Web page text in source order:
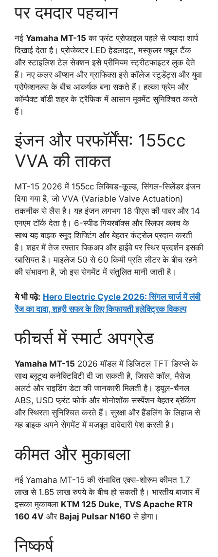
पर दमदार पहचान
नई Yamaha MT-15 का फ्रंट प्रोफाइल पहले से ज्यादा शार्प
दिखाई देता है। प्रोजेक्टर LED हेडलाइट, मस्कुलर फ्यूल टैंक
और स्टाइलिश टेल सेक्शन इसे प्रीमियम स्ट्रीटफाइटर लुक देते
हैं। नए कलर ऑप्शन और ग्राफिक्स इसे कॉलेज स्टूडेंट्स और युवा
प्रोफेशनल्स के बीच आकर्षक बना सकते हैं। हल्का फ्रेम और
कॉम्पैक्ट बॉडी शहर के ट्रैफिक में आसान मूवमेंट सुनिश्चित करते
हैं।
इंजन और परफॉर्मेंस: 155cc
VVA की ताकत
MT-15 2026 में 155cc लिक्विड-कूल्ड, सिंगल-सिलेंडर इंजन
दिया गया है, जो VVA (Variable Valve Actuation)
तकनीक से लैस है। यह इंजन लगभग 18 पीएस की पावर और 14
एनएम टॉर्क देता है। 6-स्पीड गियरबॉक्स और स्लिपर क्लच के
साथ यह बाइक स्मूद शिफ्टिंग और बेहतर कंट्रोल प्रदान करती
है। शहर में तेज रफ्तार पिकअप और हाईवे पर स्थिर प्रदर्शन इसकी
खासियत है। माइलेज 50 से 60 किमी प्रति लीटर के बीच रहने
की संभावना है, जो इस सेगमेंट में संतुलित मानी जाती है।
ये भी पढ़े: Hero Electric Cycle 2026: सिंगल चार्ज में लंबी
रेंज का दावा, शहरी सफर के लिए किफायती इलेक्ट्रिक विकल्प
फीचर्स में स्मार्ट अपग्रेड
Yamaha MT-15 2026 मॉडल में डिजिटल TFT डिस्प्ले के
साथ ब्लूटूथ कनेक्टिविटी दी जा सकती है, जिससे कॉल, मैसेज
अलर्ट और राइडिंग डेटा की जानकारी मिलती है। ड्यूल-चैनल
ABS, USD फ्रंट फोर्क और मोनोशॉक सस्पेंशन बेहतर ब्रेकिंग
और स्थिरता सुनिश्चित करते हैं। सुरक्षा और हैंडलिंग के लिहाज से
यह बाइक अपने सेगमेंट में मजबूत दावेदारी पेश करती है।
कीमत और मुकाबला
नई Yamaha MT-15 की संभावित एक्स-शोरूम कीमत 1.7
लाख से 1.85 लाख रुपये के बीच हो सकती है। भारतीय बाजार में
इसका मुकाबला KTM 125 Duke, TVS Apache RTR
160 4V और Bajaj Pulsar N160 से होगा।
निष्कर्ष